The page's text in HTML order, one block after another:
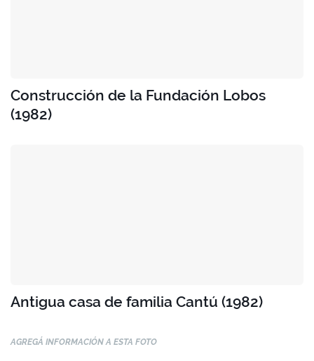
Construcción de la Fundación Lobos
(1982)
Antigua casa de familia Cantú (1982)
AGREGÁ INFORMACIÓN A ESTA FOTO